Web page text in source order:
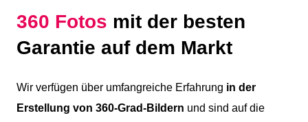
360 Fotos mit der besten
Garantie auf dem Markt
Wir verfügen über umfangreiche Erfahrung in der
Erstellung von 360-Grad-Bildern und sind auf die